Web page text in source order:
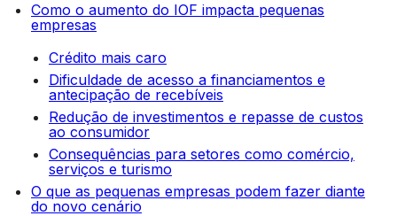
Como o aumento do IOF impacta pequenas
empresas
Crédito mais caro
Dificuldade de acesso a financiamentos e
antecipação de recebíveis
Redução de investimentos e repasse de custos
ao consumidor
Consequências para setores como comércio,
serviços e turismo
O que as pequenas empresas podem fazer diante
do novo cenário